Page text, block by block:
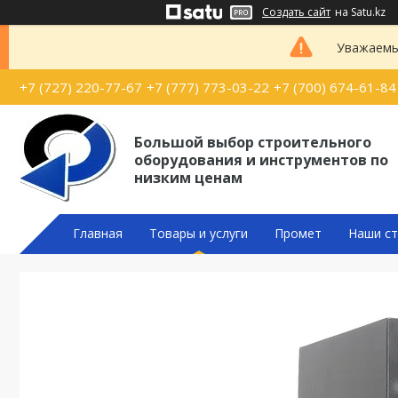
Создать сайт на Satu.kz
+7 (727) 220-77-67 +7 (777) 773-03-22 +7 (700) 674-61-84
Большой выбор строительного
оборудования и инструментов по
низким ценам
Главная Товары и услуги Промет Наши